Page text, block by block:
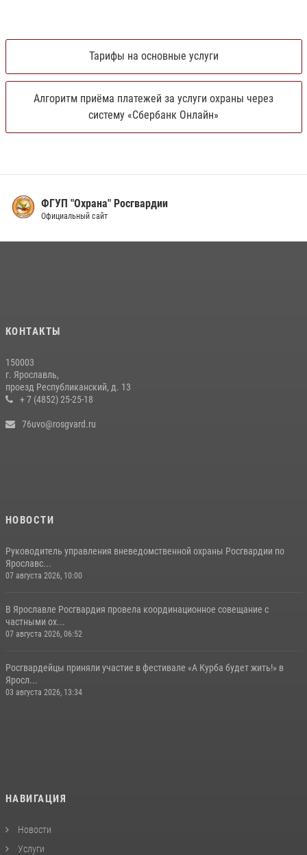
Тарифы на основные услуги
Алгоритм приёма платежей за услуги охраны через
систему «Сбербанк Онлайн»
ФГУП "Охрана" Росгвардии
Официальный сайт
КОНТАКТЫ
150003
г. Ярославль,
проезд Республиканский, д. 13
+ 7 (4852) 25-25-18
76uvo@rosgvard.ru
НОВОСТИ
Руководитель управления вневедомственной охраны Росгвардии по
Ярославс...
07 августа 2026, 10:00
В Ярославле Росгвардия провела координационное совещание с
частными ох...
07 августа 2026, 06:52
Росгвардейцы приняли участие в фестивале «А Курба будет жить!» в
Яросл...
03 августа 2026, 13:34
НАВИГАЦИЯ
Новости
Услуги